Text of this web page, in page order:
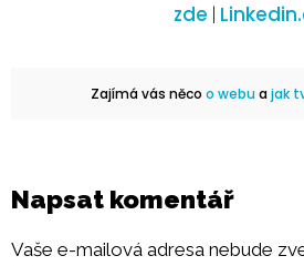
zde
Zajímá vás něco o webuajak
Napsat komentář
Vaše e-mailová adresa nebude